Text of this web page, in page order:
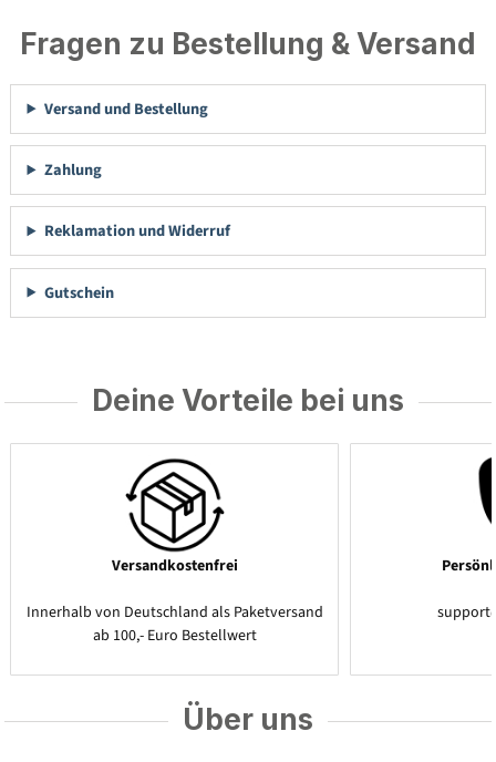
Fragen zu Bestellung & Versand
Versand und Bestellung
Zahlung
Reklamation und Widerruf
Gutschein
Deine Vorteile bei uns
Versandkostenfrei
Innerhalb von Deutschland als Paketversand
ab 100,- Euro Bestellwert
Über uns